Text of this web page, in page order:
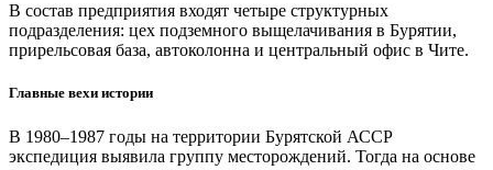
В состав предприятия входят четыре структурных
подразделения: цех подземного выщелачивания в Бурятии,
прирельсовая база, автоколонна и центральный офис в Чите.
Главные вехи истории
В 1980–1987 годы на территории Бурятской АССР
экспедиция выявила группу месторождений. Тогда на основе